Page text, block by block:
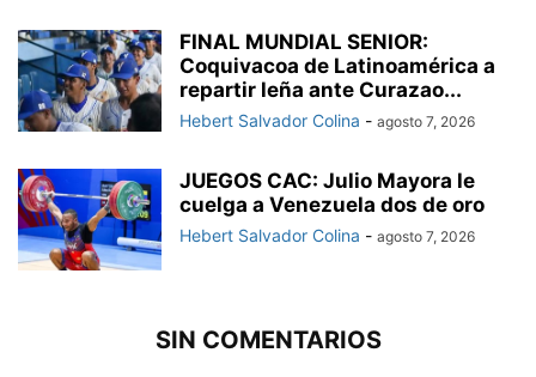
FINAL MUNDIAL SENIOR:
Coquivacoa de Latinoamérica a
repartir leña ante Curazao...
Hebert Salvador Colina - agosto 7, 2026
JUEGOS CAC: Julio Mayora le
cuelga a Venezuela dos de oro
Hebert Salvador Colina - agosto 7, 2026
SIN COMENTARIOS